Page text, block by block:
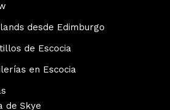
desde Edimburgo
de Escocia
en Escocia
de Skye